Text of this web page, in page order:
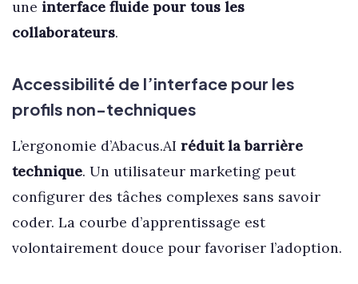
une interface fluide pour tous les
collaborateurs.
Accessibilité de l’interface pour les
profils non-techniques
L’ergonomie d’Abacus.AI réduit la barrière
technique. Un utilisateur marketing peut
configurer des tâches complexes sans savoir
coder. La courbe d’apprentissage est
volontairement douce pour favoriser l’adoption.